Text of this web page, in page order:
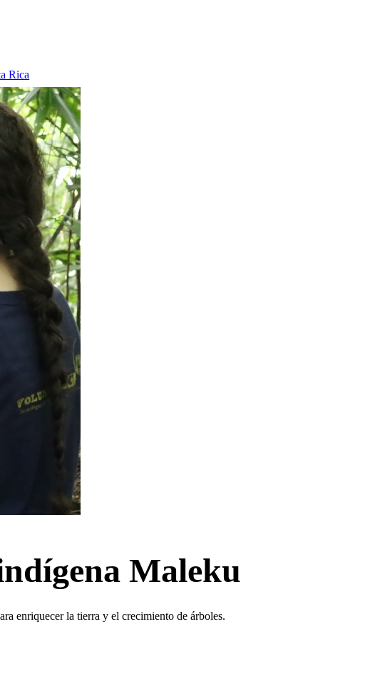
Rica
Maleku
enriquecer la tierra y el crecimiento de árboles.